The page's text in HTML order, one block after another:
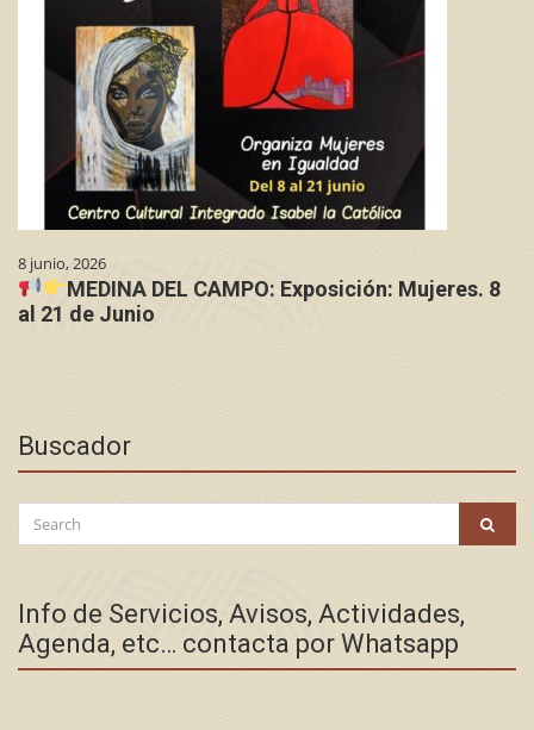
8 junio, 2026
MEDINA DEL CAMPO: Exposición: Mujeres. 8
al 21 de Junio
Buscador
for:
Info de Servicios, Avisos, Actividades,
Agenda, etc… contacta por Whatsapp